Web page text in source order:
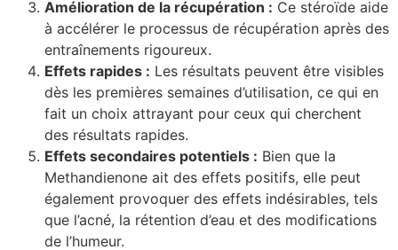
Amélioration de la récupération : Ce stéroïde aide
à accélérer le processus de récupération après des
entraînements rigoureux.
Effets rapides : Les résultats peuvent être visibles
dès les premières semaines d’utilisation, ce qui en
fait un choix attrayant pour ceux qui cherchent
des résultats rapides.
Effets secondaires potentiels : Bien que la
Methandienone ait des effets positifs, elle peut
également provoquer des effets indésirables, tels
que l’acné, la rétention d’eau et des modifications
de l’humeur.